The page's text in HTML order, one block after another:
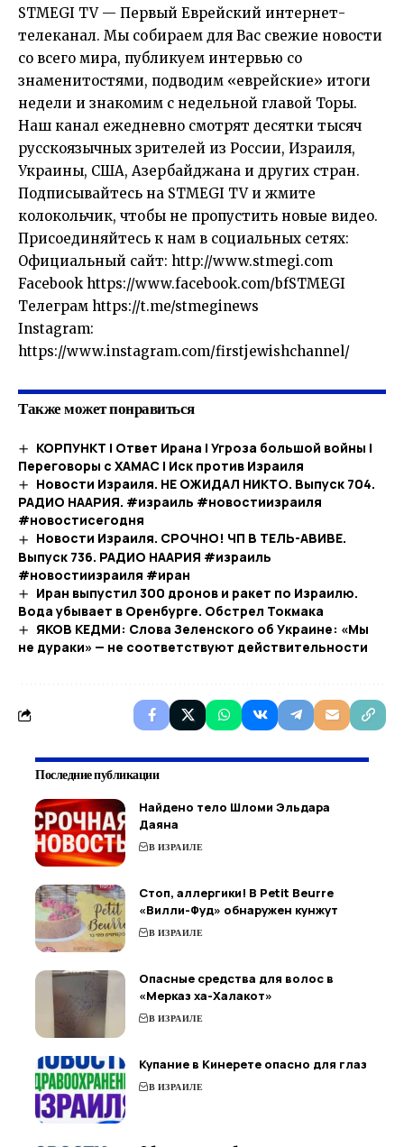
STMEGI TV — Первый Еврейский интернет-
телеканал. Мы собираем для Вас свежие новости
со всего мира, публикуем интервью со
знаменитостями, подводим «еврейские» итоги
недели и знакомим с недельной главой Торы.
Наш канал ежедневно смотрят десятки тысяч
русскоязычных зрителей из России, Израиля,
Украины, США, Азербайджана и других стран.
Подписывайтесь на STMEGI TV и жмите
колокольчик, чтобы не пропустить новые видео.
Присоединяйтесь к нам в социальных сетях:
Официальный сайт: http://www.stmegi.com
Facebook https://www.facebook.com/bfSTMEGI
Телеграм https://t.me/stmeginews
Instagram:
https://www.instagram.com/firstjewishchannel/
Также может понравиться
КОРПУНКТ | Ответ Ирана | Угроза большой войны |
Переговоры с ХАМАС | Иск против Израиля
Новости Израиля. НЕ ОЖИДАЛ НИКТО. Выпуск 704.
РАДИО НААРИЯ. #израиль #новостиизраиля
#новостисегодня
Новости Израиля. СРОЧНО! ЧП В ТЕЛЬ-АВИВЕ.
Выпуск 736. РАДИО НААРИЯ #израиль
#новостиизраиля #иран
Иран выпустил 300 дронов и ракет по Израилю.
Вода убывает в Оренбурге. Обстрел Токмака
ЯКОВ КЕДМИ: Слова Зеленского об Украине: «Мы
не дураки» — не соответствуют действительности
Последние публикации
Найдено тело Шломи Эльдара
Даяна
В ИЗРАИЛЕ
Стоп, аллергики! В Petit Beurre
«Вилли-Фуд» обнаружен кунжут
В ИЗРАИЛЕ
Опасные средства для волос в
«Мерказ ха-Халакот»
В ИЗРАИЛЕ
Купание в Кинерете опасно для глаз
В ИЗРАИЛЕ